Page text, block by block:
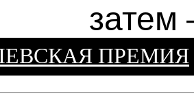
затем
ПРЕМИЯ